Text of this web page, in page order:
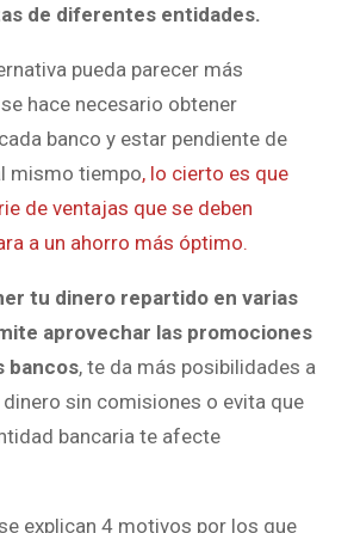
de diferentes entidades.
pueda parecer más
hace necesario obtener
banco y estar pendiente de
mismo tiempo, lo cierto es que
de ventajas que se deben
a un ahorro más óptimo.
tu dinero repartido en varias
aprovechar las promociones
bancos, te da más posibilidades a
sin comisiones o evita que
bancaria te afecte
explican 4 motivos por los que